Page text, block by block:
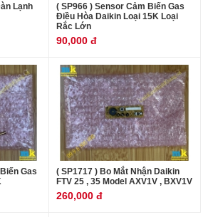
Lạnh
( SP966 ) Sensor Cảm Biến Gas
Điều Hòa Daikin Loại 15K Loại
Rắc Lớn
90,000 đ
Gas
( SP1717 ) Bo Mắt Nhận Daikin
FTV 25 , 35 Model AXV1V , BXV1V
260,000 đ